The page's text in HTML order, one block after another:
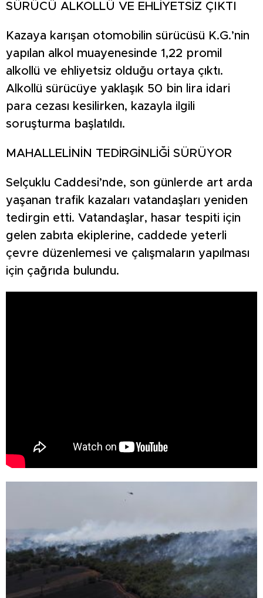
SÜRÜCÜ ALKOLLÜ VE EHLİYETSİZ ÇIKTI
Kazaya karışan otomobilin sürücüsü K.G.’nin
yapılan alkol muayenesinde 1,22 promil
alkollü ve ehliyetsiz olduğu ortaya çıktı.
Alkollü sürücüye yaklaşık 50 bin lira idari
para cezası kesilirken, kazayla ilgili
soruşturma başlatıldı.
MAHALLELİNİN TEDİRGİNLİĞİ SÜRÜYOR
Selçuklu Caddesi’nde, son günlerde art arda
yaşanan trafik kazaları vatandaşları yeniden
tedirgin etti. Vatandaşlar, hasar tespiti için
gelen zabıta ekiplerine, caddede yeterli
çevre düzenlemesi ve çalışmaların yapılması
için çağrıda bulundu.